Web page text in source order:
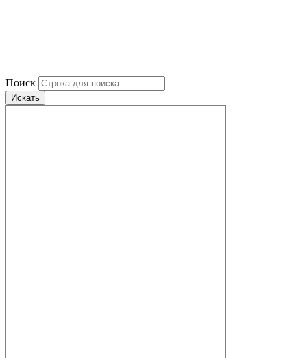
Поиск
Искать